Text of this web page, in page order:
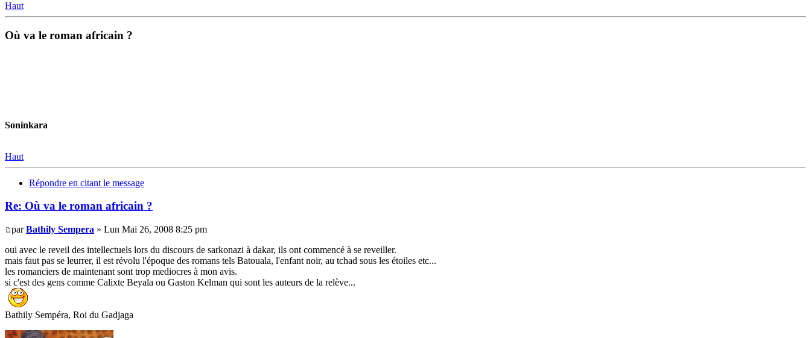
Haut
Où va le roman africain ?
Soninkara
Haut
Répondre en citant le message
Re: Où va le roman africain ?
parBathily Sempera » Lun Mai 26, 2008 8:25 pm
oui avec le reveil des intellectuels lors du discours de sarkonazi à dakar, ils ont commencé à se reveiller.
mais faut pas se leurrer, il est révolu l'époque des romans tels Batouala, l'enfant noir, au tchad sous les étoiles etc...
les romanciers de maintenant sont trop mediocres à mon avis.
si c'est des gens comme Calixte Beyala ou Gaston Kelman qui sont les auteurs de la relève...
Bathily Sempéra, Roi du Gadjaga